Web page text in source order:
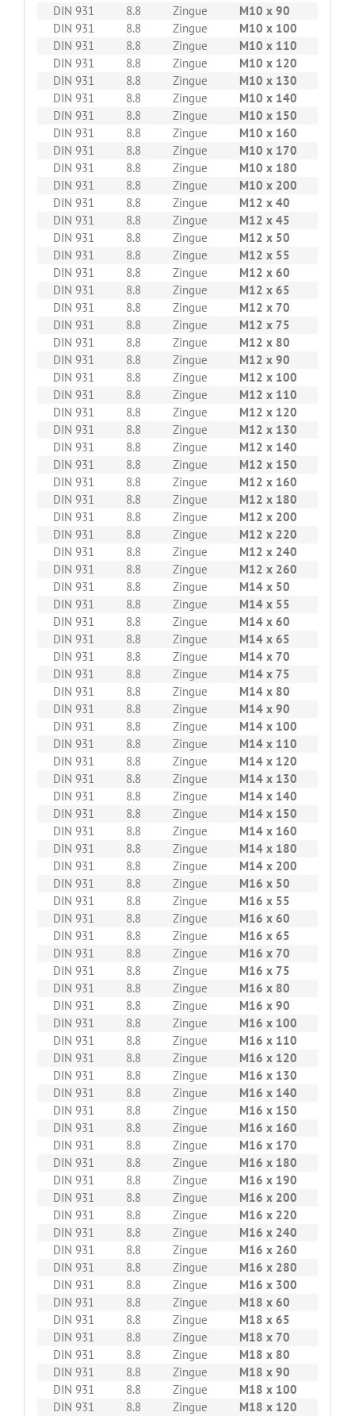
DIN 931
8.8 Zingue M10 x 90
DIN 931
8.8 Zingue M10 x 100
DIN 931
8.8 Zingue M10 x 110
DIN 931
8.8 Zingue M10 x 120
DIN 931
8.8 Zingue M10 x 130
DIN 931
8.8 Zingue M10 x 140
DIN 931
8.8 Zingue M10 x 150
DIN 931
8.8 Zingue M10 x 160
DIN 931
8.8 Zingue M10 x 170
DIN 931
8.8 Zingue M10 x 180
DIN 931
8.8 Zingue M10 x 200
DIN 931
8.8 Zingue M12 x 40
DIN 931
8.8 Zingue M12 x 45
DIN 931
8.8 Zingue M12 x 50
DIN 931
8.8 Zingue M12 x 55
DIN 931
8.8 Zingue M12 x 60
DIN 931
8.8 Zingue M12 x 65
DIN 931
8.8 Zingue M12 x 70
DIN 931
8.8 Zingue M12 x 75
DIN 931
8.8 Zingue M12 x 80
DIN 931
8.8 Zingue M12 x 90
DIN 931
8.8 Zingue M12 x 100
DIN 931
8.8 Zingue M12 x 110
DIN 931
8.8 Zingue M12 x 120
DIN 931
8.8 Zingue M12 x 130
DIN 931
8.8 Zingue M12 x 140
DIN 931
8.8 Zingue M12 x 150
DIN 931
8.8 Zingue M12 x 160
DIN 931
8.8 Zingue M12 x 180
DIN 931
8.8 Zingue M12 x 200
DIN 931
8.8 Zingue M12 x 220
DIN 931
8.8 Zingue M12 x 240
DIN 931
8.8 Zingue M12 x 260
DIN 931
8.8 Zingue M14 x 50
DIN 931
8.8 Zingue M14 x 55
DIN 931
8.8 Zingue M14 x 60
DIN 931
8.8 Zingue M14 x 65
DIN 931
8.8 Zingue M14 x 70
DIN 931
8.8 Zingue M14 x 75
DIN 931
8.8 Zingue M14 x 80
DIN 931
8.8 Zingue M14 x 90
DIN 931
8.8 Zingue M14 x 100
DIN 931
8.8 Zingue M14 x 110
DIN 931
8.8 Zingue M14 x 120
DIN 931
8.8 Zingue M14 x 130
DIN 931
8.8 Zingue M14 x 140
DIN 931
8.8 Zingue M14 x 150
DIN 931
8.8 Zingue M14 x 160
DIN 931
8.8 Zingue M14 x 180
DIN 931
8.8 Zingue M14 x 200
DIN 931
8.8 Zingue M16 x 50
DIN 931
8.8 Zingue M16 x 55
DIN 931
8.8 Zingue M16 x 60
DIN 931
8.8 Zingue M16 x 65
DIN 931
8.8 Zingue M16 x 70
DIN 931
8.8 Zingue M16 x 75
DIN 931
8.8 Zingue M16 x 80
DIN 931
8.8 Zingue M16 x 90
DIN 931
8.8 Zingue M16 x 100
DIN 931
8.8 Zingue M16 x 110
DIN 931
8.8 Zingue M16 x 120
DIN 931
8.8 Zingue M16 x 130
DIN 931
8.8 Zingue M16 x 140
DIN 931
8.8 Zingue M16 x 150
DIN 931
8.8 Zingue M16 x 160
DIN 931
8.8 Zingue M16 x 170
DIN 931
8.8 Zingue M16 x 180
DIN 931
8.8 Zingue M16 x 190
DIN 931
8.8 Zingue M16 x 200
DIN 931
8.8 Zingue M16 x 220
DIN 931
8.8 Zingue M16 x 240
DIN 931
8.8 Zingue M16 x 260
DIN 931
8.8 Zingue M16 x 280
DIN 931
8.8 Zingue M16 x 300
DIN 931
8.8 Zingue M18 x 60
DIN 931
8.8 Zingue M18 x 65
DIN 931
8.8 Zingue M18 x 70
DIN 931
8.8 Zingue M18 x 80
DIN 931
8.8 Zingue M18 x 90
DIN 931
8.8 Zingue M18 x 100
DIN 931
8.8 Zingue M18 x 120